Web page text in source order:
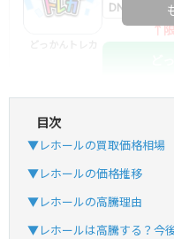
DNGBIF4X
↑限
おりパンダ
・新規登録
SVGC7P
目次
▼レホールの買取価格相場
▼レホールの価格推移
▼レホールの高騰理由
▼レホールは高騰する？今